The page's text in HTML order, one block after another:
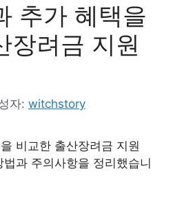
추가 혜택을
장려금 지원
자: witchstory
비교한 출산장려금 지원
과 주의사항을 정리했습니